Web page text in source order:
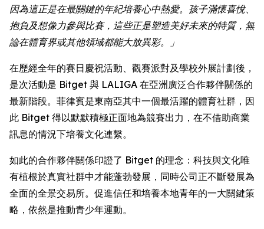
因為這正是在最關鍵的年紀培養心中熱愛。孩子滿懷喜悅、
抱負及想像力參與比賽，這些正是塑造美好未來的特質，無
論在體育界或其他領域都能大放異彩。」
在歷經全年的賽日慶祝活動、觀賽派對及學校外展計劃後，
是次活動是 Bitget 與 LALIGA 在亞洲廣泛合作夥伴關係的
最新階段。菲律賓是東南亞其中一個最活躍的體育社群，因
此 Bitget 得以默默積極正面地為競賽出力，在不借助商業
訊息的情況下培養文化連繫。
如此的合作夥伴關係印證了 Bitget 的理念：科技與文化唯
有植根於真實社群中才能蓬勃發展，同時公司正不斷發展為
全面的全景交易所。促進信任和培養本地青年的一大關鍵策
略，依然是推動青少年運動。